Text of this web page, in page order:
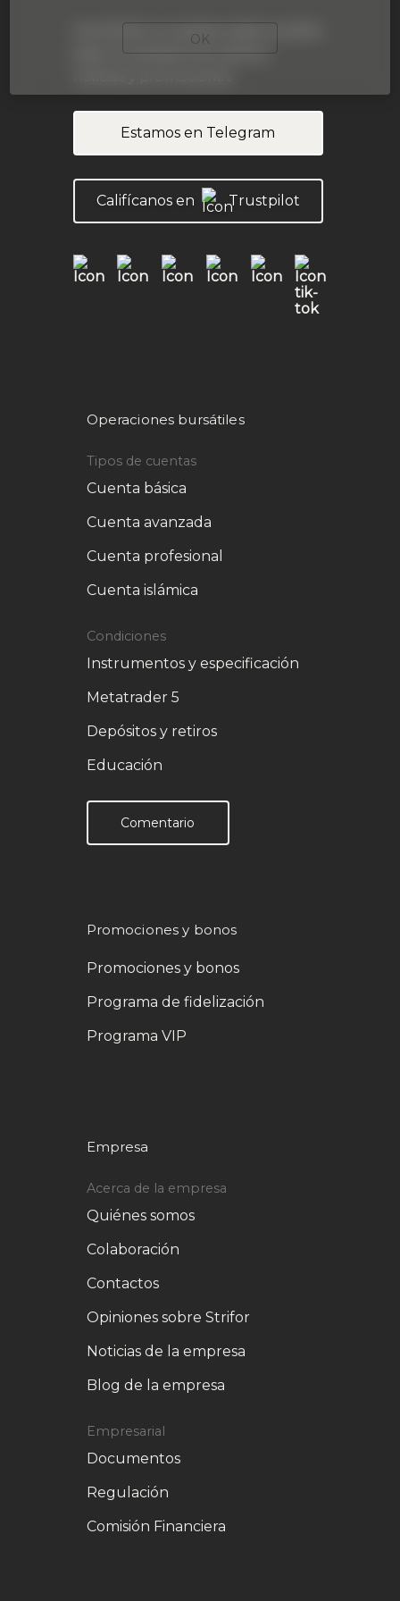
Suscríbete a nuestras redes sociales
para no perderte las últimas
Estamos en Telegram
Califícanos en Trustpilot
Operaciones bursátiles
Tipos de cuentas
Cuenta básica
Cuenta avanzada
Cuenta profesional
Cuenta islámica
Condiciones
Instrumentos y especificación
Metatrader 5
Depósitos y retiros
Educación
Comentario
Promociones y bonos
Promociones y bonos
Programa de fidelización
Programa VIP
Empresa
Acerca de la empresa
Quiénes somos
Colaboración
Contactos
Opiniones sobre Strifor
Noticias de la empresa
Blog de la empresa
Empresarial
Documentos
Regulación
Comisión Financiera
OK